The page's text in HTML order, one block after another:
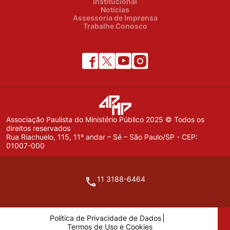
Notícias
Assessoria de Imprensa
Trabalhe Conosco
Associação Paulista do Ministério Público 2025 © Todos os
direitos reservados
Rua Riachuelo, 115, 11º andar – Sé – São Paulo/SP - CEP:
01007-000
11 3188-6464
Política de Privacidade de Dados
Termos de Uso e Cookies